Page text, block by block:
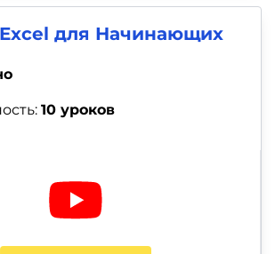
для Начинающих
10 уроков